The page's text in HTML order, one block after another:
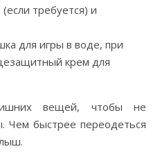
требуется) и
для игры в воде, при
крем для
вещей, чтобы не
Чем быстрее переодеться